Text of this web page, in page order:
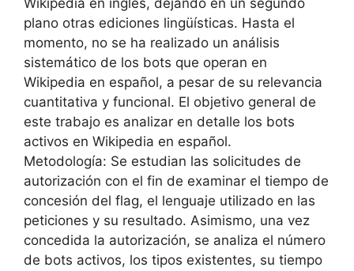
Wikipedia en inglés, dejando en un segundo
plano otras ediciones lingüísticas. Hasta el
momento, no se ha realizado un análisis
sistemático de los bots que operan en
Wikipedia en español, a pesar de su relevancia
cuantitativa y funcional. El objetivo general de
este trabajo es analizar en detalle los bots
activos en Wikipedia en español.
Metodología: Se estudian las solicitudes de
autorización con el fin de examinar el tiempo de
concesión del flag, el lenguaje utilizado en las
peticiones y su resultado. Asimismo, una vez
concedida la autorización, se analiza el número
de bots activos, los tipos existentes, su tiempo